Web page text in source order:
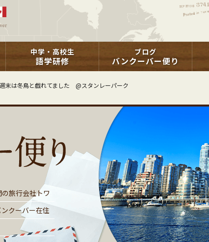
中学・高校生
語学研修
ブログ
バンクーバー便り
週末は冬鳥と戯れてました @スタンレーパーク
旅行会社トワ
クーバー在住